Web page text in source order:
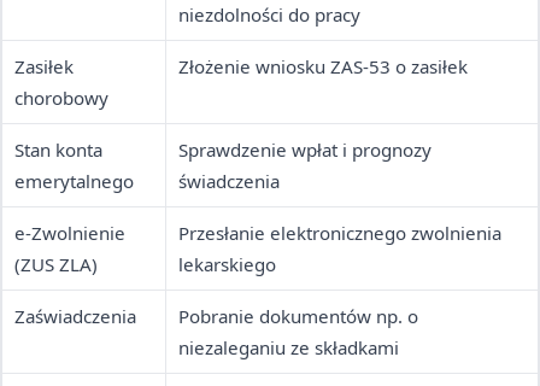
niezdolności do pracy
Zasiłek
chorobowy
Złożenie wniosku ZAS-53 o zasiłek
Stan konta
emerytalnego
Sprawdzenie wpłat i prognozy
świadczenia
e-Zwolnienie
(ZUS ZLA)
Przesłanie elektronicznego zwolnienia
lekarskiego
Zaświadczenia
Pobranie dokumentów np. o
niezaleganiu ze składkami